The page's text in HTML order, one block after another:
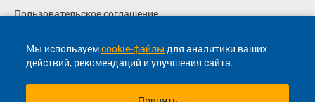
Мы используемcookie-файлы для аналитики ваших
действий, рекомендаций и улучшения сайта.
Пользовательское соглашение
Политика конфиденциальности
Согласие на маркетинговые сообщения